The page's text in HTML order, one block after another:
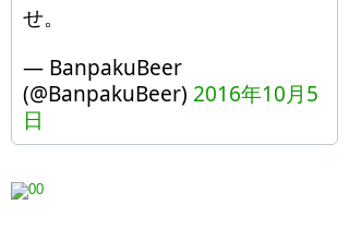
せ。
— BanpakuBeer
(@BanpakuBeer) 2016年10月5
日